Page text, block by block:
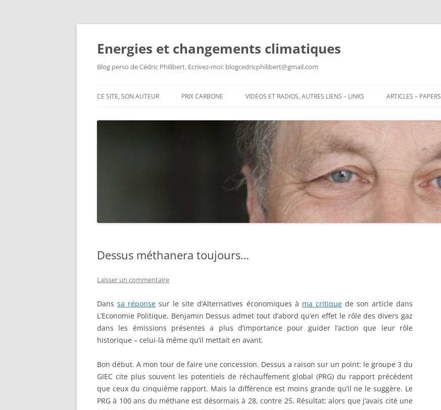
Aller
Energies et changements climatiques
Blog perso de Cédric Philibert. Ecrivez-moi: blogcedricphilibert@gmail.com
CE SITE, SON AUTEUR PRIX CARBONE VIDEOS ET RADIOS, AUTRES LIENS – LINKS ARTICLES – PAPERS
Dessus méthanera toujours…
Laisser un commentaire
Danssa réponse sur le site d’Alternatives économiques à ma critiquede son article dans
L’Economie Politique, Benjamin Dessus admet tout d’abord qu’en effet le rôle des divers gaz
dans les émissions présentes a plus d’importance pour guider l’action que leur rôle
historique – celui-là même qu’il mettait en avant.
Bon début. A mon tour de faire une concession. Dessus a raison sur un point: le groupe 3 du
GIEC cite plus souvent les potentiels de réchauffement global (PRG) du rapport précédent
que ceux du cinquième rapport. Mais la différence est moins grande qu’il ne le suggère. Le
PRG à 100 ans du méthane est désormais à 28, contre 25. Résultat: alors que j’avais cité une